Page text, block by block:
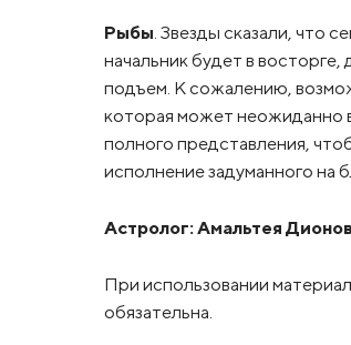
Рыбы. Звезды сказали, что
начальник будет в
подъем. К сожалению,
которая может неожиданно
полного представления,
исполнение задуманного на
Астролог:Амальтея
При использовании
обязательна.